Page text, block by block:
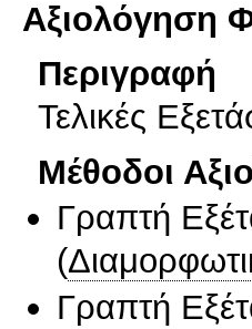
Αξιολόγηση
Περιγραφή
Τελικές
Μέθοδοι
Γραπτή
(
Γραπτή